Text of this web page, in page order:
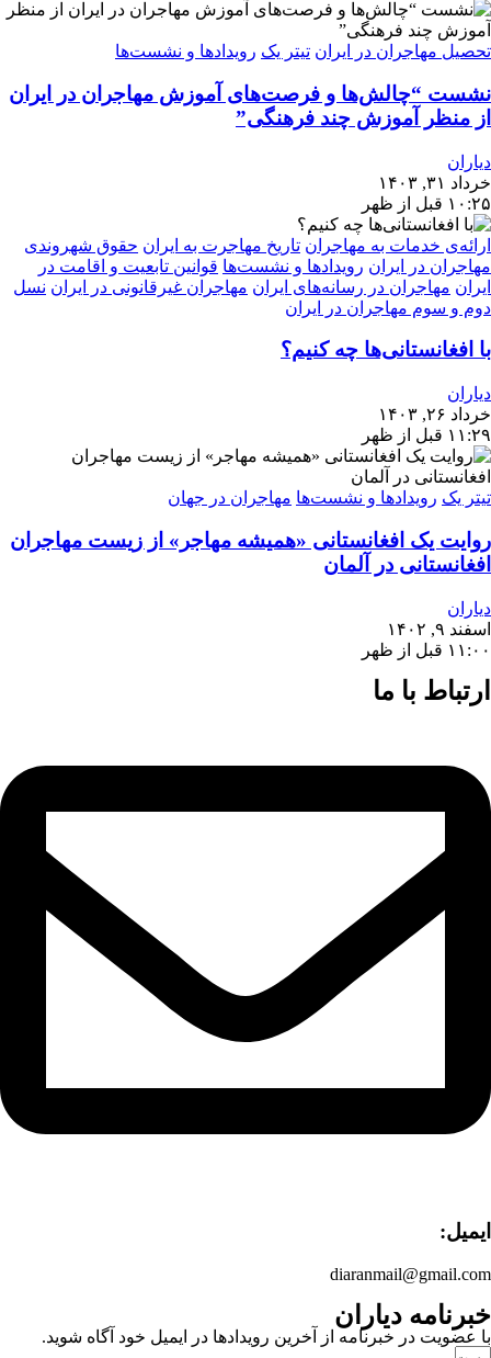
تحصیل مهاجران در ایران تیتر یک رویدادها و نشست‌ها
نشست “چالش‌ها و فرصت‌های آموزش مهاجران در ایران
از منظر آموزش چند فرهنگی”
دیاران
خرداد ۳۱, ۱۴۰۳
۱۰:۲۵ قبل از ظهر
ارائه‌ی خدمات به مهاجران تاریخ مهاجرت به ایران حقوق شهروندی
مهاجران در ایران رویدادها و نشست‌ها قوانین تابعیت و اقامت در
ایران مهاجران در رسانه‌های ایران مهاجران غیرقانونی در ایران نسل
دوم و سوم مهاجران در ایران
با افغانستانی‌ها چه کنیم؟
دیاران
خرداد ۲۶, ۱۴۰۳
۱۱:۲۹ قبل از ظهر
تیتر یک رویدادها و نشست‌ها مهاجران در جهان
روایت یک افغانستانی «همیشه مهاجر» از زیست مهاجران
افغانستانی در آلمان
دیاران
اسفند ۹, ۱۴۰۲
۱۱:۰۰ قبل از ظهر
ارتباط با ما
ایمیل:
diaranmail@gmail.com
خبرنامه دیاران
با عضویت در خبرنامه از آخرین رویدادها در ایمیل خود آگاه شوید.